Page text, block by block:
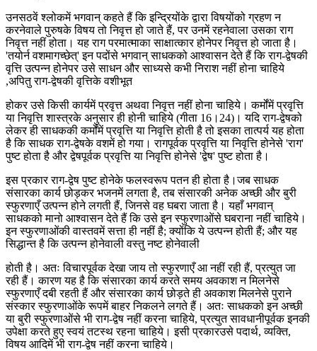
उनसठवें श्लोकमें भगवान् कहते हैं कि इन्द्रियोंके द्वारा विषयोंको ग्रहण न
करनेवाले पुरुषके विषय तो निवृत्त हो जाते हैं, पर उनमें रहनेवाला उसका राग
निवृत्त नहीं होता। यह राग परमात्माका साक्षात्कार होनेपर निवृत्त हो जाता है।
'तयोर्न वशमागच्छेत्' इन पदोंसे भगवान् साधकको आश्वासन देते हैं कि राग-द्वेषकी
वृत्ति उत्पन्न होनेपर उसे साधन और साध्यसे कभी निराश नहीं होना चाहिये
,अपितु राग-द्वेषकी वृत्तिके वशीभूत
होकर उसे किसी कार्यमें प्रवृत्त अथवा निवृत्त नहीं होना चाहिये। कर्मोंमें प्रवृत्ति
या निवृत्ति शास्त्रके अनुसार ही होनी चाहिये (गीता 16।24)। यदि राग-द्वेषको
लेकर ही साधककी कर्मोंमें प्रवृत्ति या निवृत्ति होती है तो इसका तात्पर्य यह होता
है कि साधक राग-द्वेषके वशमें हो गया। रागपूर्वक प्रवृत्ति या निवृत्ति होनेसे 'राग'
पुष्ट होता है और द्वेषपूर्वक प्रवृत्ति या निवृत्ति होनेसे 'द्वेष' पुष्ट होता है।
इस प्रकार राग-द्वेष पुष्ट होनेके फलस्वरूप पतन ही होता है।जब साधक
संसारका कार्य छोड़कर भजनमें लगता है, तब संसारकी अनेक अच्छी और बुरी
स्फुरणाएँ उत्पन्न होने लगती हैं, जिनसे वह घबरा जाता है। यहाँ भगवान्
साधकको मानो आश्वासन देते हैं कि उसे इन स्फुरणाओंसे घबराना नहीं चाहिये।
इन स्फुरणाओंकी वास्तवमें सत्ता ही नहीं है; क्योंकि ये उत्पन्न होती हैं; और यह
सिद्धान्त है कि उत्पन्न होनेवाली वस्तु नष्ट होनेवाली
होती है। अतः विचारपूर्वक देखा जाय तो स्फुरणाएँ आ नहीं रही हैं, प्रत्युत जा
रही हैं। कारण यह है कि संसारका कार्य करते समय अवकाश न मिलनेसे
स्फुरणाएँ दबी रहती हैं और संसारका कार्य छोड़ते ही अवकाश मिलनेसे पुराने
संस्कार स्फुरणाओंके रूपमें बाहर निकलने लगते हैं। अतः साधकको इन अच्छी
या बुरी स्फुरणाओंसे भी राग-द्वेष नहीं करना चाहिये, प्रत्युत सावधानीपूर्वक इनकी
उपेक्षा करते हुए स्वयं तटस्थ रहना चाहिये। इसी प्रकारउसे पदार्थ, व्यक्ति,
विषय आदिमें भी राग-द्वेष नहीं करना चाहिये।